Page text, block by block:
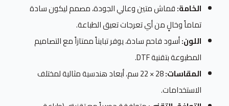
الخامة:قماش متين وعالي الجودة، مصمم ليكون سادة
تماماً وخالٍ من أي تعرجات تعيق الطباعة.
اللون:أسود فاحم سادة، يوفر تبايناً ممتازاً مع التصاميم
المطبوعة بتقنية DTF.
المقاسات:
28 × 22 سم، أبعاد هندسية مثالية لمختلف
الاستخدامات.